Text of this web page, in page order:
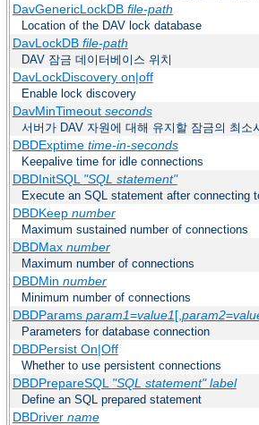
DavGenericLockDB file-path
Location of the DAV lock database
DavLockDB file-path
DAV 잠금 데이터베이스 위치
DavLockDiscovery on|off
Enable lock discovery
DavMinTimeout seconds
서버가 DAV 자원에 대해 유지할 잠금의 최소
DBDExptime time-in-seconds
Keepalive time for idle connections
DBDInitSQL "SQL statement"
Execute an SQL statement after connecting
DBDKeep number
Maximum sustained number of connections
DBDMax number
Maximum number of connections
DBDMin number
Minimum number of connections
DBDParams param1=value1[, param2=
Parameters for database connection
DBDPersist On|Off
Whether to use persistent connections
DBDPrepareSQL "SQL statement" label
Define an SQL prepared statement
DBDriver name